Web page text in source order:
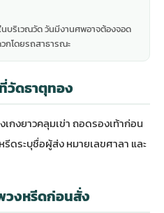
บริเวณวัด วันมีงานศพอาจต้องจอด
กโดยรถสาธารณะ
วัดธาตุทอง
กงยาวคลุมเข่า ถอดรองเท้าก่อน
รีดระบุชื่อผู้ส่ง หมายเลขศาลา และ
วงหรีดก่อนสั่ง